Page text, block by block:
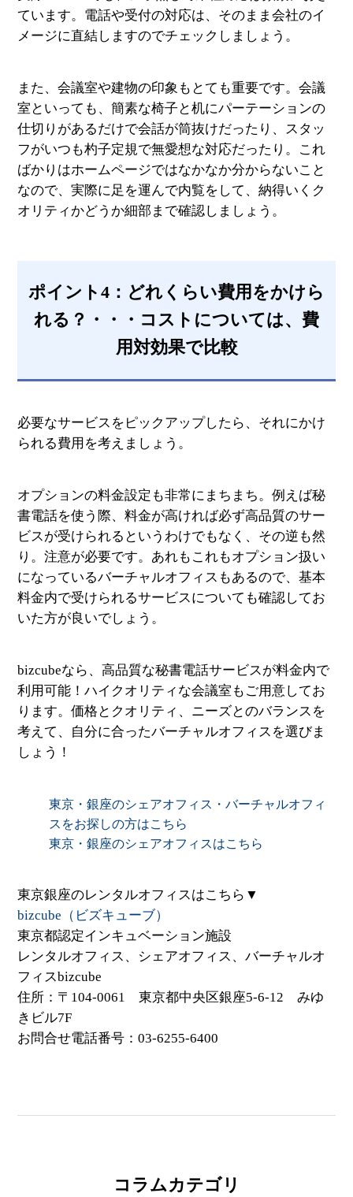
ています。電話や受付の対応は、そのまま会社のイ
メージに直結しますのでチェックしましょう。
また、会議室や建物の印象もとても重要です。会議
室といっても、簡素な椅子と机にパーテーションの
仕切りがあるだけで会話が筒抜けだったり、スタッ
フがいつも杓子定規で無愛想な対応だったり。これ
ばかりはホームページではなかなか分からないこと
なので、実際に足を運んで内覧をして、納得いくク
オリティかどうか細部まで確認しましょう。
ポイント4：どれくらい費用をかけら
れる？・・・コストについては、費
用対効果で比較
必要なサービスをピックアップしたら、それにかけ
られる費用を考えましょう。
オプションの料金設定も非常にまちまち。例えば秘
書電話を使う際、料金が高ければ必ず高品質のサー
ビスが受けられるというわけでもなく、その逆も然
り。注意が必要です。あれもこれもオプション扱い
になっているバーチャルオフィスもあるので、基本
料金内で受けられるサービスについても確認してお
いた方が良いでしょう。
bizcubeなら、高品質な秘書電話サービスが料金内で
利用可能！ハイクオリティな会議室もご用意してお
ります。価格とクオリティ、ニーズとのバランスを
考えて、自分に合ったバーチャルオフィスを選びま
しょう！
東京・銀座のシェアオフィス・バーチャルオフィ
スをお探しの方はこちら
東京・銀座のシェアオフィスはこちら
東京銀座のレンタルオフィスはこちら▼
bizcube（ビズキューブ）
東京都認定インキュベーション施設
レンタルオフィス、シェアオフィス、バーチャルオ
フィスbizcube
住所：〒104-0061 東京都中央区銀座5-6-12 みゆ
きビル7F
お問合せ電話番号：03-6255-6400
コラムカテゴリ